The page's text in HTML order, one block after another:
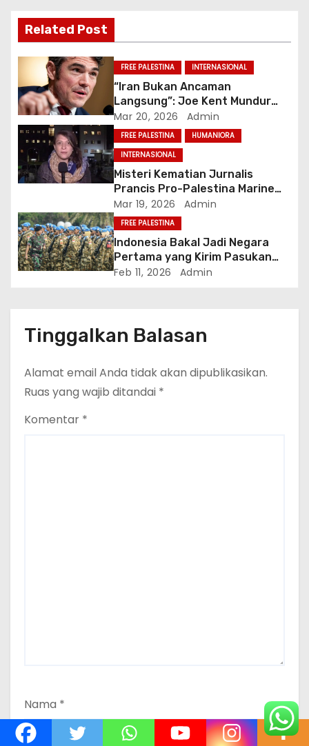
i
p
s
Related Post
FREE PALESTINA INTERNASIONAL
“Iran Bukan Ancaman
Langsung”: Joe Kent Mundur
dan Tuduh Trump Tertekan Lobi
Israel
Mar 20, 2026 Admin
FREE PALESTINA
HUMANIORA
INTERNASIONAL
Misteri Kematian Jurnalis
Prancis Pro-Palestina Marine
Vlahovic saat Investigasi
Genosida Gaza
Mar 19, 2026 Admin
FREE PALESTINA
Indonesia Bakal Jadi Negara
Pertama yang Kirim Pasukan
Asing ke Gaza dalam Misi ISF
Feb 11, 2026 Admin
Tinggalkan Balasan
Alamat email Anda tidak akan dipublikasikan.
Ruas yang wajib ditandai *
Komentar *
Nama *